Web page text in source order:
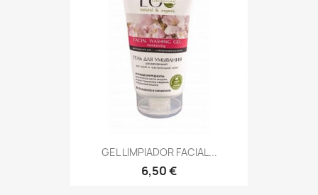
GEL LIMPIADOR FACIAL...
6,50 €